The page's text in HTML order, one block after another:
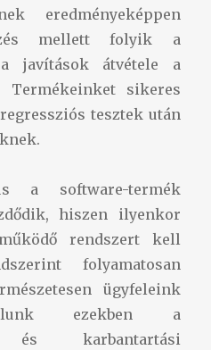
eredményeképpen
mellett folyik a
javítások átvétele a
sikeres
tesztek után
a software-termék
hiszen ilyenkor
rendszert kell
folyamatosan
ügyfeleink
ezekben a
és karbantartási